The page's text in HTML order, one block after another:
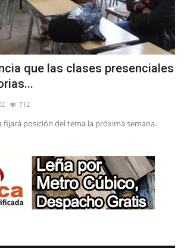
que las clases presenciales
712
fijará posición del tema la próxima semana.